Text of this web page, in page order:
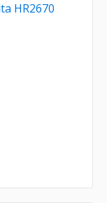
HR2670